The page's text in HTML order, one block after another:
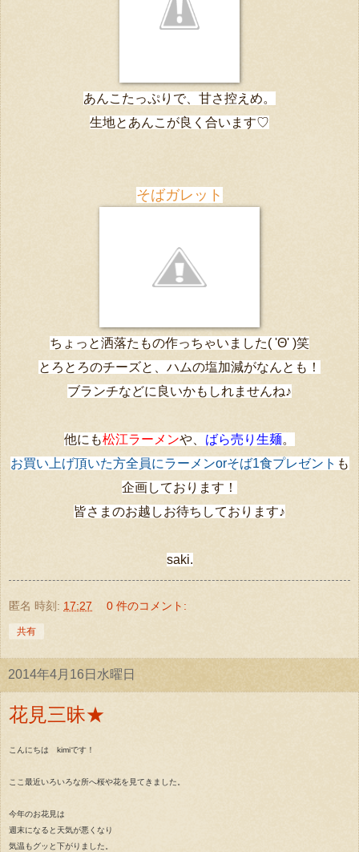
あんこたっぷりで、甘さ控えめ。
生地とあんこが良く合います♡
そばガレット
ちょっと洒落たもの作っちゃいました( 'Θ' )笑
とろとろのチーズと、ハムの塩加減がなんとも！
ブランチなどに良いかもしれませんね♪
他にも松江ラーメンや、 ばら売り生麺。
お買い上げ頂いた方全員にラーメンorそば1食プレゼント も
企画しております！
皆さまのお越しお待ちしております♪
saki.
匿名 時刻: 17:27 0 件のコメント:
共有
2014年4月16日水曜日
花見三昧★
こんにちは kimiです！
ここ最近いろいろな所へ桜や花を見てきました。
今年のお花見は
週末になると天気が悪くなり
気温もグッと下がりました。